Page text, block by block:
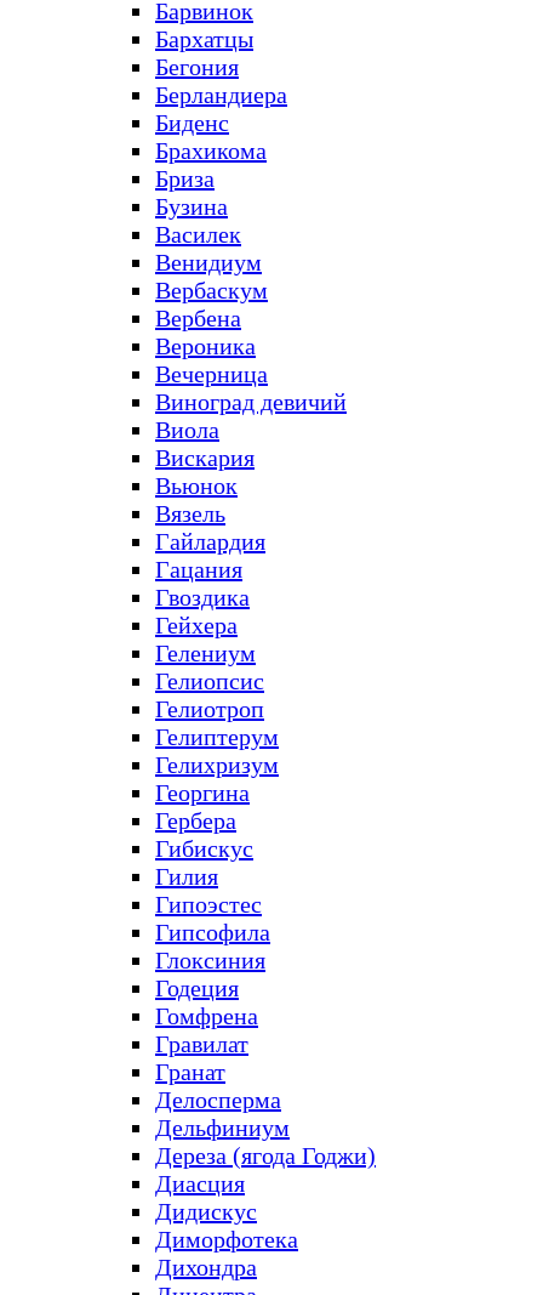
Барвинок
Бархатцы
Бегония
Берландиера
Биденс
Брахикома
Бриза
Бузина
Василек
Венидиум
Вербаскум
Вербена
Вероника
Вечерница
Виноград девичий
Виола
Вискария
Вьюнок
Вязель
Гайлардия
Гацания
Гвоздика
Гейхера
Гелениум
Гелиопсис
Гелиотроп
Гелиптерум
Гелихризум
Георгина
Гербера
Гибискус
Гилия
Гипоэстес
Гипсофила
Глоксиния
Годеция
Гомфрена
Гравилат
Гранат
Делосперма
Дельфиниум
Дереза (ягода Годжи)
Диасция
Дидискус
Диморфотека
Дихондра